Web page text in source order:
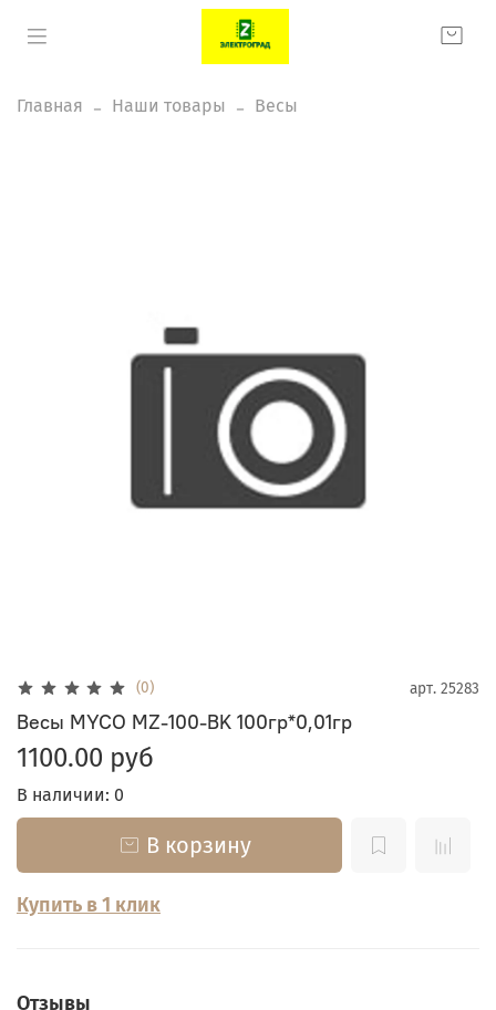
Главная Наши товары Весы
(0) арт. 25283
Весы MYCO MZ-100-BK 100гр*0,01гр
1100.00 руб
В наличии: 0
В корзину
Купить в 1 клик
Отзывы